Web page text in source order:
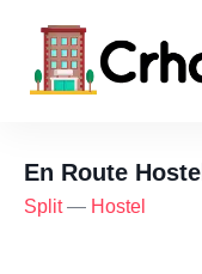
En Route Hostel
Split— Hostel